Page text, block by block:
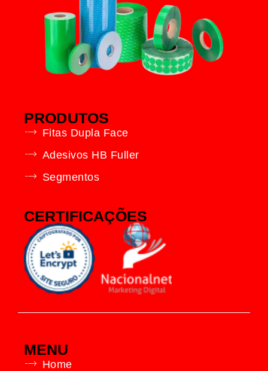
PRODUTOS
Fitas Dupla Face
Adesivos HB Fuller
Segmentos
CERTIFICAÇÕES
MENU
Home